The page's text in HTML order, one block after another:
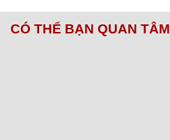
CÓ THỂ BẠN QUAN TÂM